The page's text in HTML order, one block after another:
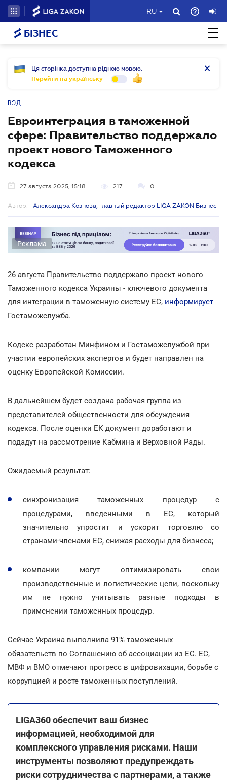
RU
БІЗНЕС
Ця сторінка доступна рідною мовою.
Перейти на українську
ВЭД
Евроинтеграция в таможенной
сфере: Правительство поддержало
проект нового Таможенного
кодекса
27 августа 2025, 15:18 217 0
Автор: Александра Кознова, главный редактор LIGA ZAKON Бизнес
Реклама
26 августа Правительство поддержало проект нового
Таможенного кодекса Украины - ключевого документа
для интеграции в таможенную систему ЕС, информирует
Гостаможслужба.
Кодекс разработан Минфином и Гостаможслужбой при
участии европейских экспертов и будет направлен на
оценку Европейской Комиссии.
В дальнейшем будет создана рабочая группа из
представителей общественности для обсуждения
кодекса. После оценки ЕК документ доработают и
подадут на рассмотрение Кабмина и Верховной Рады.
Ожидаемый результат:
синхронизация таможенных процедур с
процедурами, введенными в ЕС, который
значительно упростит и ускорит торговлю со
странами-членами ЕС, снижая расходы для бизнеса;
компании могут оптимизировать свои
производственные и логистические цепи, поскольку
им не нужно учитывать разные подходы в
применении таможенных процедур.
Сейчас Украина выполнила 91% таможенных
обязательств по Соглашению об ассоциации из ЕС. ЕС,
МВФ и ВМО отмечают прогресс в цифровихации, борьбе с
коррупцией и росте таможенных поступлений.
LIGA360 обеспечит ваш бизнес
информацией, необходимой для
комплексного управления рисками. Наши
инструменты позволяют предупреждать
риски сотрудничества с партнерами, а также